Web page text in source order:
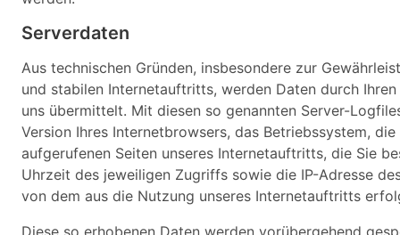
Serverdaten
Aus technischen Gründen, insbesondere zur
und stabilen Internetauftritts, werden Daten durch
uns übermittelt. Mit diesen so genannten Server-
Version Ihres Internetbrowsers, das Betriebssystem, die
aufgerufenen Seiten unseres Internetauftritts, die Sie
Uhrzeit des jeweiligen Zugriffs sowie die IP-Adresse
von dem aus die Nutzung unseres Internetauftritts
Diese so erhobenen Daten werden vorübergehend